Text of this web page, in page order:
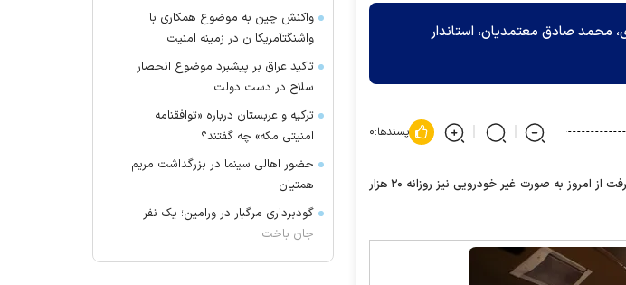
با حضور احمد علم‌الهدی، محمد صادق معتمدیان، استاندار
پسندها:۰
در این مرکز که از چند روز گذشته به صورت خودرویی واکسیناسیون انجام می‌گرفت از امروز به صورت غیر خودرویی نیز روزانه ۲۰ هزار
واکنش چین به موضوع همکاری با
واشنگتآمریکا ن در زمینه امنیت
تاکید عراق بر پیشبرد موضوع انحصار
سلاح در دست دولت
ترکیه و عربستان درباره «توافقنامه
امنیتی مکه» چه گفتند؟
حضور اهالی سینما در بزرگداشت مریم
همتیان
گودبرداری مرگبار در ورامین؛ یک نفر
جان باخت